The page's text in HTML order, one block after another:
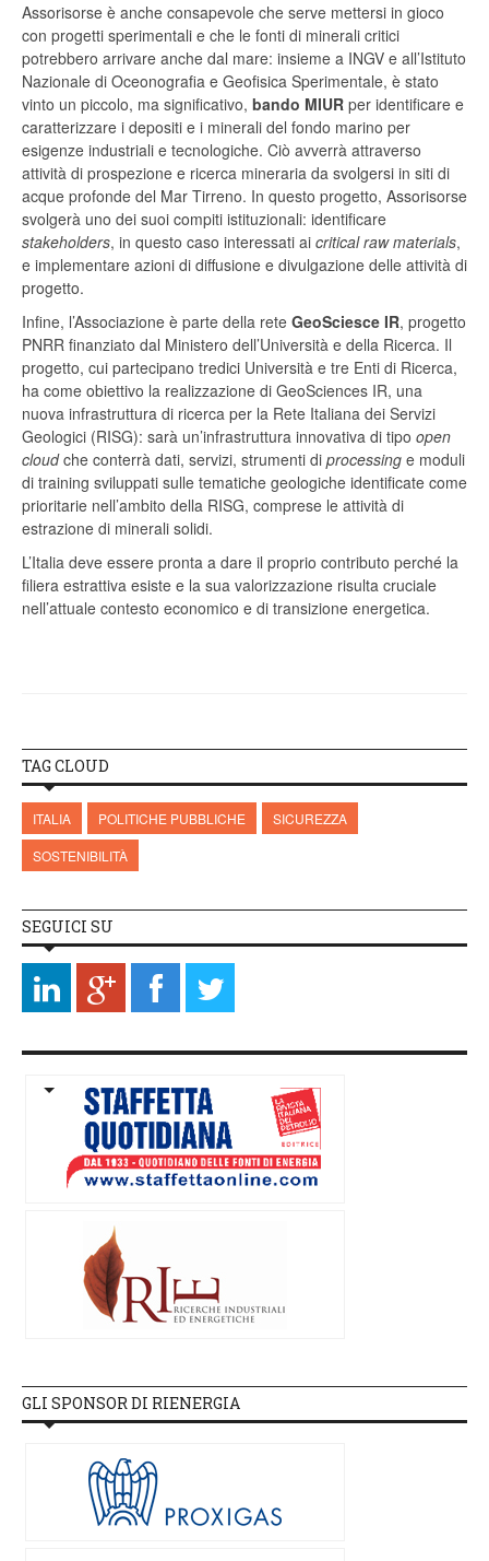
Assorisorse è anche consapevole che serve mettersi in gioco
con progetti sperimentali e che le fonti di minerali critici
potrebbero arrivare anche dal mare: insieme a INGV e all’Istituto
Nazionale di Oceonografia e Geofisica Sperimentale, è stato
vinto un piccolo, ma significativo, bando MIUR per identificare e
caratterizzare i depositi e i minerali del fondo marino per
esigenze industriali e tecnologiche. Ciò avverrà attraverso
attività di prospezione e ricerca mineraria da svolgersi in siti di
acque profonde del Mar Tirreno. In questo progetto, Assorisorse
svolgerà uno dei suoi compiti istituzionali: identificare
stakeholders, in questo caso interessati ai critical raw materials,
e implementare azioni di diffusione e divulgazione delle attività di
progetto.
Infine, l’Associazione è parte della rete GeoSciesce IR, progetto
PNRR finanziato dal Ministero dell’Università e della Ricerca. Il
progetto, cui partecipano tredici Università e tre Enti di Ricerca,
ha come obiettivo la realizzazione di GeoSciences IR, una
nuova infrastruttura di ricerca per la Rete Italiana dei Servizi
Geologici (RISG): sarà un’infrastruttura innovativa di tipo open
cloudche conterrà dati, servizi, strumenti di processing e moduli
di training sviluppati sulle tematiche geologiche identificate come
prioritarie nell’ambito della RISG, comprese le attività di
estrazione di minerali solidi.
L’Italia deve essere pronta a dare il proprio contributo perché la
filiera estrattiva esiste e la sua valorizzazione risulta cruciale
nell’attuale contesto economico e di transizione energetica.
TAG CLOUD
ITALIA POLITICHE PUBBLICHE
SICUREZZA
SOSTENIBILITÀ
SEGUICI SU
GLI SPONSOR DI RIENERGIA